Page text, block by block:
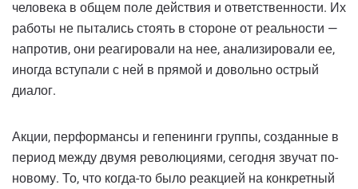
человека в общем поле действия и ответственности. Их
работы не пытались стоять в стороне от реальности —
напротив, они реагировали на нее, анализировали ее,
иногда вступали с ней в прямой и довольно острый
диалог.
Акции, перформансы и гепенинги группы, созданные в
период между двумя революциями, сегодня звучат по-
новому. То, что когда-то было реакцией на конкретный